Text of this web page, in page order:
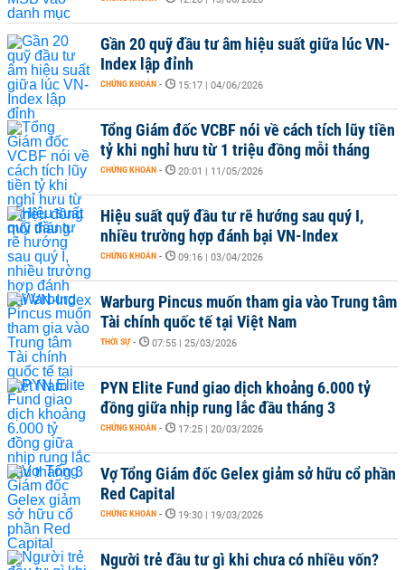
Gần 20 quỹ đầu tư âm hiệu suất giữa lúc VN-
Index lập đỉnh
CHỨNG KHOÁN - 15:17 | 04/06/2026
Tổng Giám đốc VCBF nói về cách tích lũy tiền
tỷ khi nghỉ hưu từ 1 triệu đồng mỗi tháng
CHỨNG KHOÁN - 20:01 | 11/05/2026
Hiệu suất quỹ đầu tư rẽ hướng sau quý I,
nhiều trường hợp đánh bại VN-Index
CHỨNG KHOÁN - 09:16 | 03/04/2026
Warburg Pincus muốn tham gia vào Trung tâm
Tài chính quốc tế tại Việt Nam
THỜI SỰ - 07:55 | 25/03/2026
PYN Elite Fund giao dịch khoảng 6.000 tỷ
đồng giữa nhịp rung lắc đầu tháng 3
CHỨNG KHOÁN - 17:25 | 20/03/2026
Vợ Tổng Giám đốc Gelex giảm sở hữu cổ phần
Red Capital
CHỨNG KHOÁN - 19:30 | 19/03/2026
Người trẻ đầu tư gì khi chưa có nhiều vốn?